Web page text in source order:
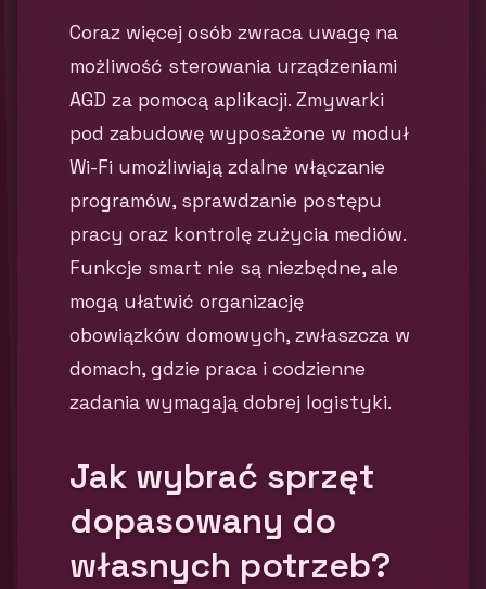
Coraz więcej osób zwraca uwagę na
możliwość sterowania urządzeniami
AGD za pomocą aplikacji. Zmywarki
pod zabudowę wyposażone w moduł
Wi-Fi umożliwiają zdalne włączanie
programów, sprawdzanie postępu
pracy oraz kontrolę zużycia mediów.
Funkcje smart nie są niezbędne, ale
mogą ułatwić organizację
obowiązków domowych, zwłaszcza w
domach, gdzie praca i codzienne
zadania wymagają dobrej logistyki.
Jak wybrać sprzęt
dopasowany do
własnych potrzeb?